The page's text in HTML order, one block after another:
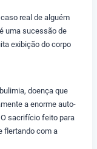
real de alguém
uma sucessão de
exibição do corpo
doença que
a enorme auto-
sacrifício feito para
flertando com a